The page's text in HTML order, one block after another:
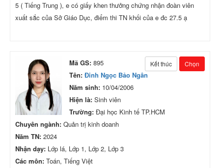
5 ( Tiếng Trung ), e có giấy khen thưởng chứng nhận đoàn viên
xuất sắc của Sở Giáo Dục, điểm thi TN khối của e đc 27.5 ạ
Kết thúc Chọn
Mã GS: 895
Tên: Đinh Ngọc Bảo Ngân
Năm sinh: 10/04/2006
Hiện là: Sinh viên
Trường: Đại học Kinh tế TP.HCM
Chuyên ngành: Quản trị kinh doanh
Năm TN: 2024
Nhận dạy: Lớp lá, Lớp 1, Lớp 2, Lớp 3
Các môn: Toán, Tiếng Việt